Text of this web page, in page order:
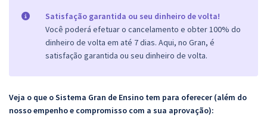
Satisfação garantida ou seu dinheiro de volta!
Você poderá efetuar o cancelamento e obter 100% do
dinheiro de volta em até 7 dias. Aqui, no Gran, é
satisfação garantida ou seu dinheiro de volta.
Veja o que o Sistema Gran de Ensino tem para oferecer (além do
nosso empenho e compromisso com a sua aprovação):